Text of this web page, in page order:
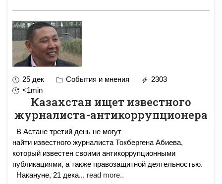
25 дек События и мнения
2303
<1min
Казахстан ищет известного
журналиста-антикоррупционера
В Астане третий день не могут
найти известного журналиста Токбергена Абиева,
который известен своими антикоррупционными
публикациями, а также правозащитной деятельностью.
Накануне, 21 дека... read more..